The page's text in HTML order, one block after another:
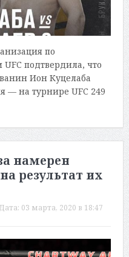
по
подтвердила, что
Ион Куцелаба
— на турнире UFC 249
намерен
результат их
Дата: 03 марта, 2020 в 18:47